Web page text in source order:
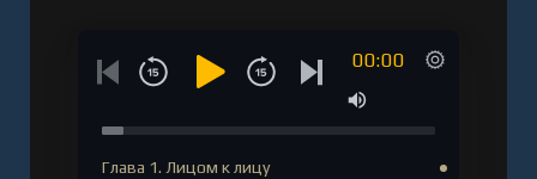
00:00
Глава 1. Лицом к лицу